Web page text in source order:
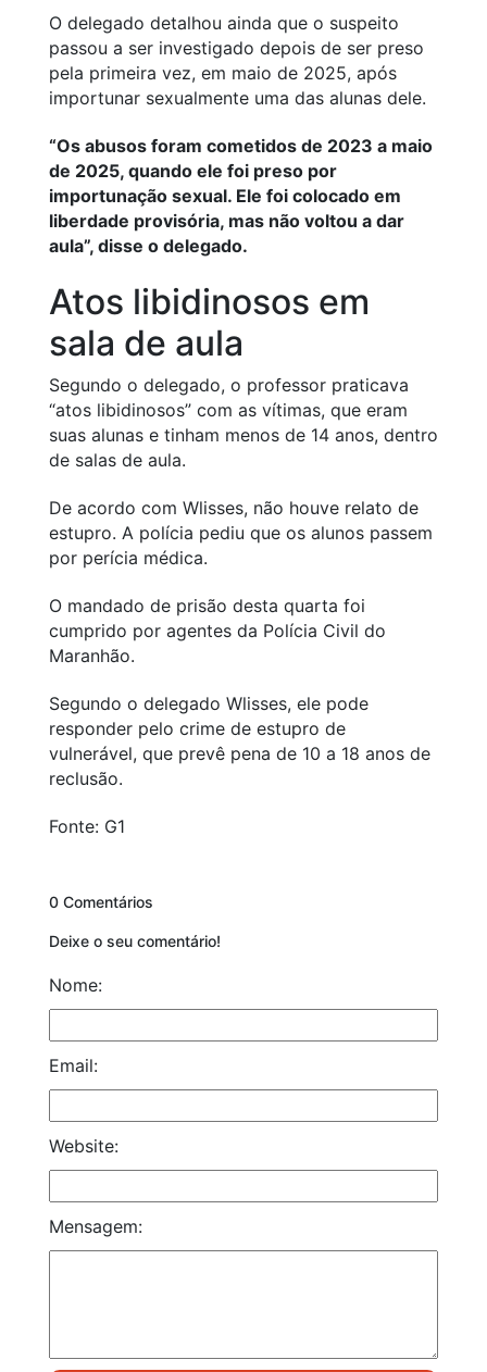
O delegado detalhou ainda que o suspeito
passou a ser investigado depois de ser preso
pela primeira vez, em maio de 2025, após
importunar sexualmente uma das alunas dele.
“Os abusos foram cometidos de 2023 a maio
de 2025, quando ele foi preso por
importunação sexual. Ele foi colocado em
liberdade provisória, mas não voltou a dar
aula”, disse o delegado.
Atos libidinosos em
sala de aula
Segundo o delegado, o professor praticava
“atos libidinosos” com as vítimas, que eram
suas alunas e tinham menos de 14 anos, dentro
de salas de aula.
De acordo com Wlisses, não houve relato de
estupro. A polícia pediu que os alunos passem
por perícia médica.
O mandado de prisão desta quarta foi
cumprido por agentes da Polícia Civil do
Maranhão.
Segundo o delegado Wlisses, ele pode
responder pelo crime de estupro de
vulnerável, que prevê pena de 10 a 18 anos de
reclusão.
Fonte: G1
0 Comentários
Deixe o seu comentário!
Nome:
Email:
Website:
Mensagem: